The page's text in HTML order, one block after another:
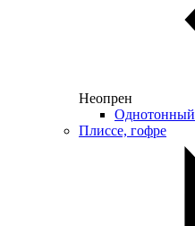
Неопрен
Однотонный
Плиссе, гофре